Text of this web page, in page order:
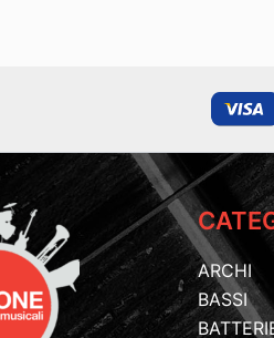
ARCHI
BASSI